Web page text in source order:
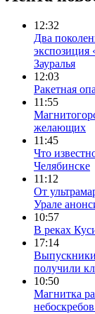
12:32
Два
экспозиция
Зауралья
12:03
Ракетная
11:55
желающих
11:45
Что
Челябинске
11:12
От
Урале
10:57
В реках
17:14
Выпускники
получили
10:50
Магнитка